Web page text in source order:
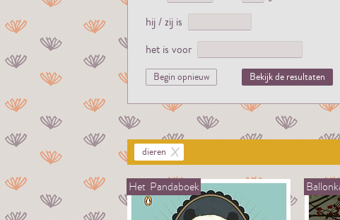
hij / zij is
het is voor
Begin opnieuw Bekijk de resultaten
dieren
Het Pandaboek